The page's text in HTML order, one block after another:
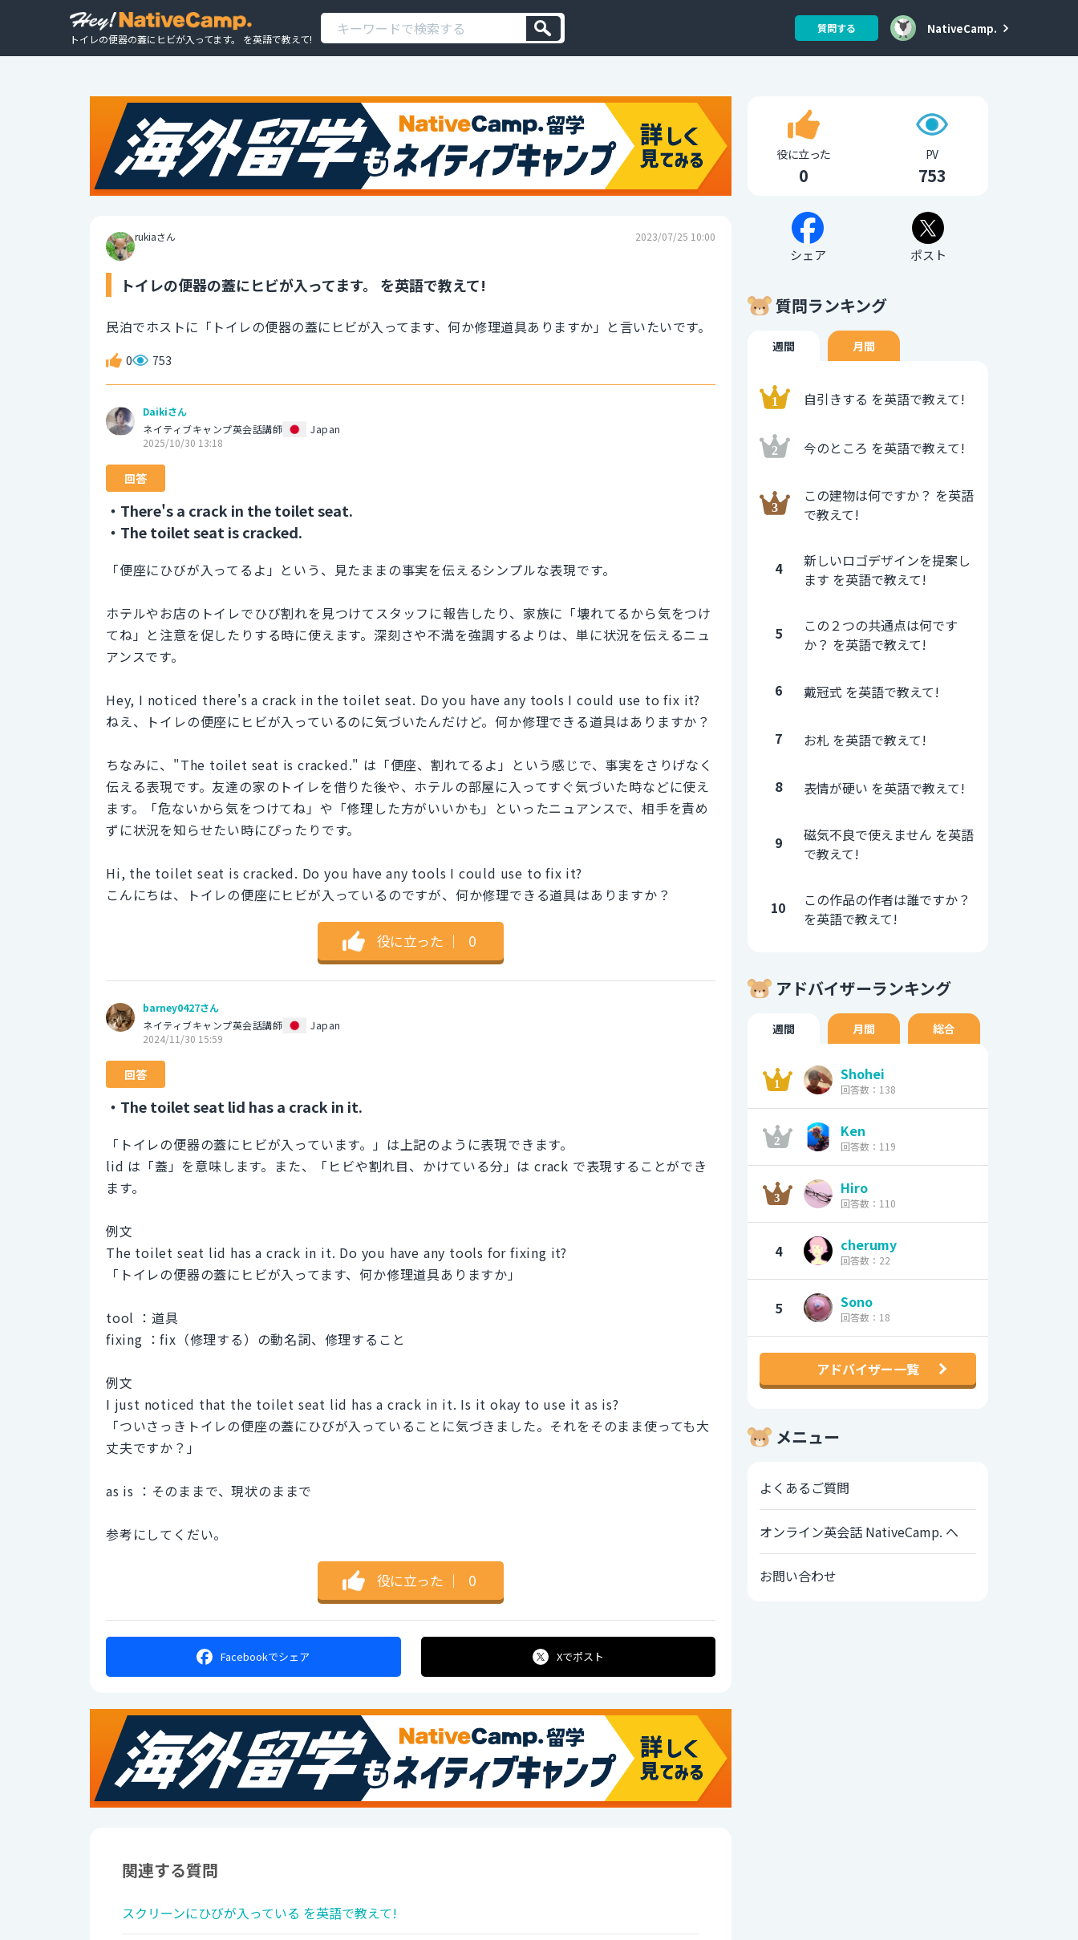
トイレの便器の蓋にヒビが入ってます。 を英語で教えて!
質問する NativeCamp.
rukiaさん 2023/07/25 10:00
トイレの便器の蓋にヒビが入ってます。 を英語で教えて!
民泊でホストに「トイレの便器の蓋にヒビが入ってます、何か修理道具ありますか」と言いたいです。
0 753
Daikiさん
ネイティブキャンプ英会話講師
Japan
2025/10/30 13:18
回答
・There's a crack in the toilet seat.
・The toilet seat is cracked.
「便座にひびが入ってるよ」という、見たままの事実を伝えるシンプルな表現です。
ホテルやお店のトイレでひび割れを見つけてスタッフに報告したり、家族に「壊れてるから気をつけ
てね」と注意を促したりする時に使えます。深刻さや不満を強調するよりは、単に状況を伝えるニュ
アンスです。
Hey, I noticed there's a crack in the toilet seat. Do you have any tools I could use to fix it?
ねえ、トイレの便座にヒビが入っているのに気づいたんだけど。何か修理できる道具はありますか？
ちなみに、"The toilet seat is cracked." は「便座、割れてるよ」という感じで、事実をさりげなく
伝える表現です。友達の家のトイレを借りた後や、ホテルの部屋に入ってすぐ気づいた時などに使え
ます。「危ないから気をつけてね」や「修理した方がいいかも」といったニュアンスで、相手を責め
ずに状況を知らせたい時にぴったりです。
Hi, the toilet seat is cracked. Do you have any tools I could use to fix it?
こんにちは、トイレの便座にヒビが入っているのですが、何か修理できる道具はありますか？
役に立った ｜ 0
barney0427さん
ネイティブキャンプ英会話講師
Japan
2024/11/30 15:59
回答
・The toilet seat lid has a crack in it.
「トイレの便器の蓋にヒビが入っています。」は上記のように表現できます。
lid は「蓋」を意味します。また、「ヒビや割れ目、かけている分」は crack で表現することができ
ます。
例文
The toilet seat lid has a crack in it. Do you have any tools for fixing it?
「トイレの便器の蓋にヒビが入ってます、何か修理道具ありますか」
tool ：道具
fixing ：fix（修理する）の動名詞、修理すること
例文
I just noticed that the toilet seat lid has a crack in it. Is it okay to use it as is?
「ついさっきトイレの便座の蓋にひびが入っていることに気づきました。それをそのまま使っても大
丈夫ですか？」
as is ：そのままで、現状のままで
参考にしてくだい。
役に立った ｜ 0
Facebookでシェア Xでポスト
関連する質問
スクリーンにひびが入っている を英語で教えて!
役に立った
0
PV
753
シェア ポスト
質問ランキング
週間 月間
自引きする を英語で教えて!
今のところ を英語で教えて!
この建物は何ですか？ を英語
で教えて!
4
新しいロゴデザインを提案し
ます を英語で教えて!
5
この２つの共通点は何です
か？ を英語で教えて!
6 戴冠式 を英語で教えて!
7 お札 を英語で教えて!
8 表情が硬い を英語で教えて!
9
磁気不良で使えません を英語
で教えて!
10
この作品の作者は誰ですか？
を英語で教えて!
アドバイザーランキング
週間 月間 総合
Shohei
回答数：138
Ken
回答数：119
Hiro
回答数：110
4 cherumy
回答数：22
5 Sono
回答数：18
アドバイザー一覧
メニュー
よくあるご質問
オンライン英会話 NativeCamp. へ
お問い合わせ